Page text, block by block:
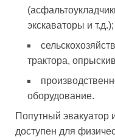
экскаваторы и т.д.);
трактора,
оборудование.
Попутный эвакуатор
доступен для